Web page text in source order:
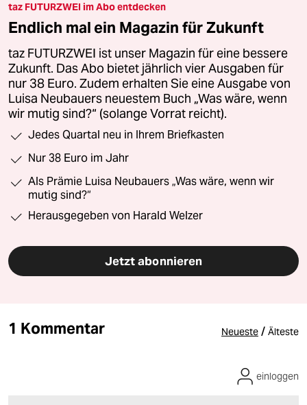
taz FUTURZWEI im Abo entdecken
Endlich mal ein Magazin für Zukunft
taz FUTURZWEI ist unser Magazin für eine bessere
Zukunft. Das Abo bietet jährlich vier Ausgaben für
nur 38 Euro. Zudem erhalten Sie eine Ausgabe von
Luisa Neubauers neuestem Buch „Was wäre, wenn
wir mutig sind?“ (solange Vorrat reicht).
Jedes Quartal neu in Ihrem Briefkasten
Nur 38 Euro im Jahr
Als Prämie Luisa Neubauers „Was wäre, wenn wir
mutig sind?“
Herausgegeben von Harald Welzer
Jetzt abonnieren
1 Kommentar Neueste / Älteste
einloggen